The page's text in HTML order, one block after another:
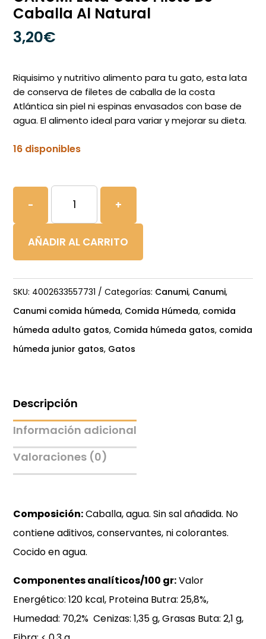
Caballa Al Natural
3,20€
Riquisimo y nutritivo alimento para tu gato, esta lata
de conserva de filetes de caballa de la costa
Atlántica sin piel ni espinas envasados con base de
agua. El alimento ideal para variar y mejorar su dieta.
16 disponibles
-
CANUMI
Lata
Filete
caballa
al
natural
cantidad
+
AÑADIR AL CARRITO
SKU: 4002633557731 Categorías: Canumi, Canumi,
Canumi comida húmeda, Comida Húmeda, comida
húmeda adulto gatos, Comida húmeda gatos, comida
húmeda junior gatos, Gatos
Descripción
Información adicional
Valoraciones (0)
Composición:Caballa, agua. Sin sal añadida. No
contiene aditivos, conservantes, ni colorantes.
Cocido en agua.
Componentes analíticos/100 gr:Valor
Energético: 120 kcal, Proteina Butra: 25,8%,
Humedad: 70,2% Cenizas: 1,35 g, Grasas Buta: 2,1 g,